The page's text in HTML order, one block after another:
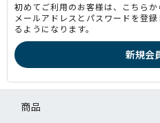
初めてご利用のお客様は、こちらか
メールアドレスとパスワードを登
るようになります。
商品